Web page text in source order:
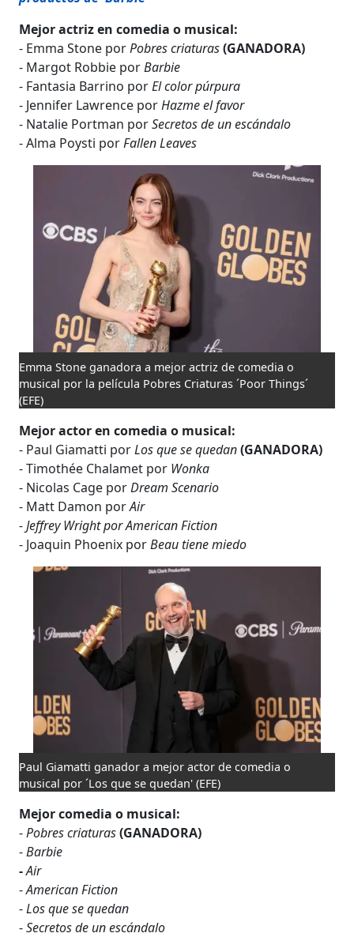
Mejor actriz en comedia o musical:
- Emma Stone porPobres criaturas(GANADORA)
- Margot Robbie porBarbie
- Fantasia Barrino porEl color púrpura
- Jennifer Lawrence porHazme el favor
- Natalie Portman porSecretos de un escándalo
- Alma Poysti porFallen Leaves
Emma Stone ganadora a mejor actriz de comedia o
musical por la película Pobres Criaturas ´Poor Things´
(EFE)
Mejor actor en comedia o musical:
- Paul Giamatti porLos que se quedan(GANADORA)
- Timothée Chalamet por Wonka
- Nicolas Cage porDream Scenario
​​​​​- Matt Damon porAir
- Jeffrey Wright por American Fiction
​​​​​​- Joaquin Phoenix porBeau tiene miedo
Paul Giamatti ganador a mejor actor de comedia o
musical por ´Los que se quedan'(EFE)
Mejor comedia o musical:
-Pobres criaturas(GANADORA)
-Barbie
-Air
-American Fiction
-Los que se quedan
-Secretos de un escándalo